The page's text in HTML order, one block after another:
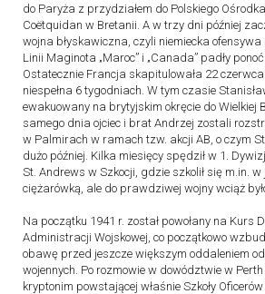
do Paryża z przydziałem do Polskiego
Coëtquidan w Bretanii. A w trzy dni później
wojna błyskawiczna, czyli niemiecka
Linii Maginota „Maroc” i „Canada” padły
Ostatecznie Francja skapitulowała 22
niespełna 6 tygodniach. W tym czasie
ewakuowany na brytyjskim okręcie do Wielkiej
samego dnia ojciec i brat Andrzej zostali
w Palmirach w ramach tzw. akcji AB, o czym
dużo później. Kilka miesięcy spędził w 1.
St. Andrews w Szkocji, gdzie szkolił się m.in.
ciężarówką, ale do prawdziwej wojny wciąż
Na początku 1941 r. został powołany na Kurs
Administracji Wojskowej, co początkowo
obawę przed jeszcze większym oddaleniem
wojennych. Po rozmowie w dowództwie w
kryptonim powstającej właśnie Szkoły